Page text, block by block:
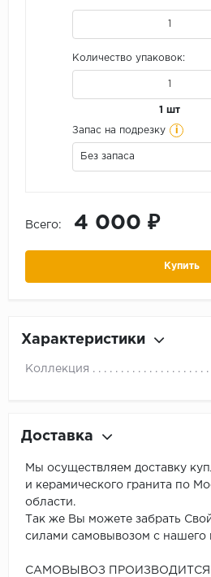
Количество упаковок:
1 шт
Запас на подрезку i
Без запаса
Всего: 4 000 ₽
Купить
Характеристики
Коллекция
Доставка
Мы осуществляем доставку
и керамического гранита по
области.
Так же Вы можете забрать
силами самовывозом с нашего
САМОВЫВОЗ